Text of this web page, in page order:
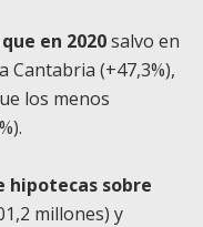
en 2020salvo en
Cantabria (+47,3%),
los menos
hipotecas sobre
millones) y